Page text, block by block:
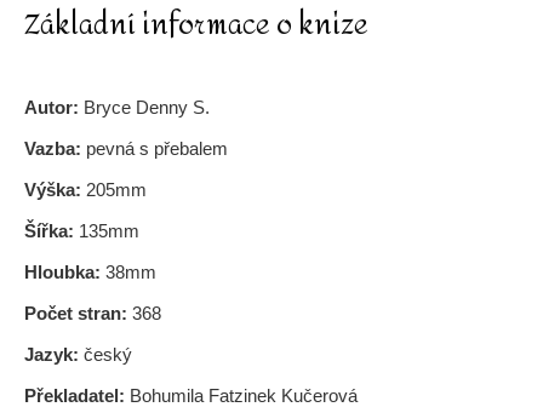
Základní informace o knize
Autor: Bryce Denny S.
Vazba: pevná s přebalem
Výška: 205mm
Šířka: 135mm
Hloubka: 38mm
Počet stran: 368
Jazyk: český
Překladatel: Bohumila Fatzinek Kučerová